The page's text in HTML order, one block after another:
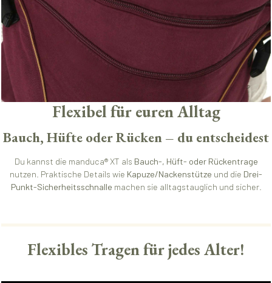
Flexibel für euren Alltag
Bauch, Hüfte oder Rücken – du entscheidest
Du kannst die manduca® XT als Bauch-, Hüft- oder Rückentrage
nutzen. Praktische Details wie Kapuze/Nackenstütze und die Drei-
Punkt-Sicherheitsschnalle machen sie alltagstauglich und sicher.
Flexibles Tragen für jedes Alter!